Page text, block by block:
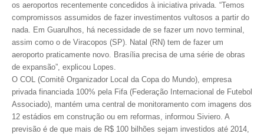
FIQUE POR DENTRO
OPORTUNIDADES
APRESENTAÇÃO
EMPREGO E ESTÁGIO
CARREIRA
os aeroportos recentemente concedidos à iniciativa privada. “Temos
compromissos assumidos de fazer investimentos vultosos a partir do
nada. Em Guarulhos, há necessidade de se fazer um novo terminal,
assim como o de Viracopos (SP). Natal (RN) tem de fazer um
aeroporto praticamente novo. Brasília precisa de uma série de obras
de expansão”, explicou Lopes.
O COL (Comitê Organizador Local da Copa do Mundo), empresa
privada financiada 100% pela Fifa (Federação Internacional de Futebol
Associado), mantém uma central de monitoramento com imagens dos
12 estádios em construção ou em reformas, informou Siviero. A
previsão é de que mais de R$ 100 bilhões sejam investidos até 2014,